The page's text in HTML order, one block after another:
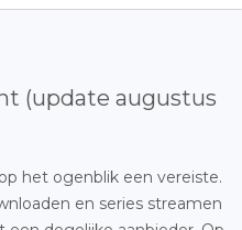
(update augustus
het ogenblik een vereiste.
en series streamen